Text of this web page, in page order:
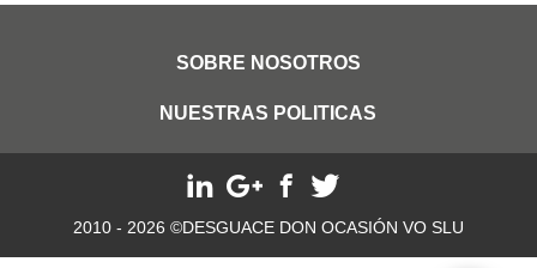
SOBRE NOSOTROS
NUESTRAS POLITICAS
2010 - 2026 ©DESGUACE DON OCASIÓN VO SLU